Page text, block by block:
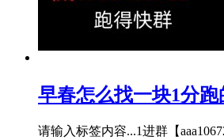
早春怎么找一块1分跑
请输入标签内容...1进群【